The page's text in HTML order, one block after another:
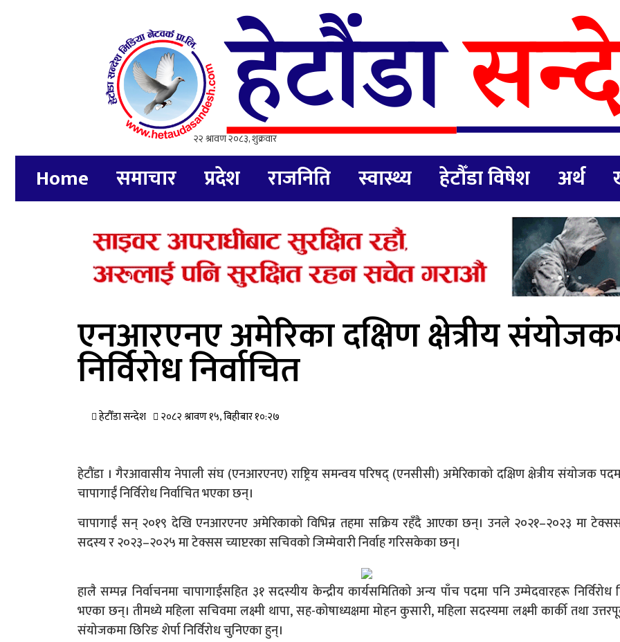
Home समाचार प्रदेश राजनिति स्वास्थ्य हेटौँडा विषेश अर्थ
एनआरएनए अमेरिका दक्षिण क्षेत्रीय
निर्विरोध निर्वाचित
हेटौँडा सन्देश २०८२ श्रावण १५, बिहीबार १०:२७
हेटौंडा । गैरआवासीय नेपाली संघ (एनआरएनए) राष्ट्रिय समन्वय परिषद् (एनसीसी) अमेरिकाको दक्षिण क्षेत्रीय संयोजक
चापागाईं निर्विरोध निर्वाचित भएका छन्।
चापागाईं सन् २०१९ देखि एनआरएनए अमेरिकाको विभिन्न तहमा सक्रिय रहँदै आएका छन्। उनले २०२१–२०२३ मा टेक्सस
सदस्य र २०२३–२०२५ मा टेक्सस च्याप्टरका सचिवको जिम्मेवारी निर्वाह गरिसकेका छन्।
हालै सम्पन्न निर्वाचनमा चापागाईंसहित ३१ सदस्यीय केन्द्रीय कार्यसमितिको अन्य पाँच पदमा पनि उम्मेदवारहरू निर्विरोध
भएका छन्। तीमध्ये महिला सचिवमा लक्ष्मी थापा, सह-कोषाध्यक्षमा मोहन कुसारी, महिला सदस्यमा लक्ष्मी कार्की तथा
संयोजकमा छिरिङ शेर्पा निर्विरोध चुनिएका हुन्।